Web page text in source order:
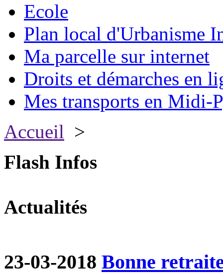
Ecole
Plan local d'Urbanisme
Ma parcelle sur internet
Droits et démarches en
Mes transports en Midi-
Accueil >
Flash Infos
Actualités
23-03-2018 Bonne